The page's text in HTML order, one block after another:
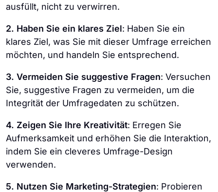
ausfüllt, nicht zu verwirren.
2. Haben Sie ein klares Ziel: Haben Sie ein
klares Ziel, was Sie mit dieser Umfrage erreichen
möchten, und handeln Sie entsprechend.
3. Vermeiden Sie suggestive Fragen: Versuchen
Sie, suggestive Fragen zu vermeiden, um die
Integrität der Umfragedaten zu schützen.
4. Zeigen Sie Ihre Kreativität: Erregen Sie
Aufmerksamkeit und erhöhen Sie die Interaktion,
indem Sie ein cleveres Umfrage-Design
verwenden.
5. Nutzen Sie Marketing-Strategien: Probieren